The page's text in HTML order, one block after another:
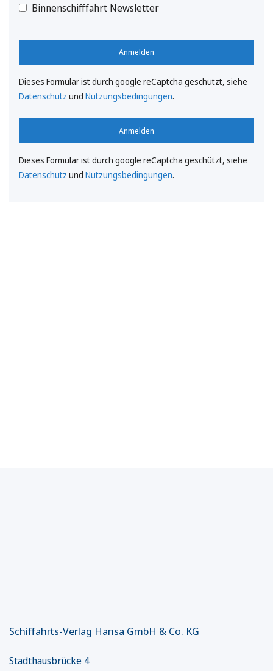
Binnenschifffahrt Newsletter
Anmelden
Dieses Formular ist durch google reCaptcha geschützt, siehe
Datenschutz und Nutzungsbedingungen.
Anmelden
Dieses Formular ist durch google reCaptcha geschützt, siehe
Datenschutz und Nutzungsbedingungen.
Schiffahrts-Verlag Hansa GmbH & Co. KG
Stadthausbrücke 4